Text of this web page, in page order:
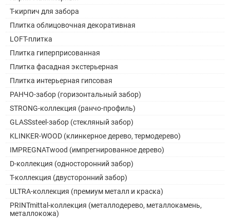
Т-кирпич для забора
Плитка облицовочная декоративная
LOFT-плитка
Плитка гиперприсованная
Плитка фасадная экстерьерная
Плитка интерьерная гипсовая
РАНЧО-забор (горизонтальный забор)
STRONG-коллекция (ранчо-профиль)
GLASSsteel-забор (стекляный забор)
KLINKER-WOOD (клинкерное дерево, термодерево)
IMPREGNATwood (импрегнированное дерево)
D-коллекция (односторонний забор)
Т-коллекция (двусторонний забор)
ULTRA-коллекция (премиум металл и краска)
PRINTmittal-коллекция (металлодерево, металлокамень,
металлокожа)